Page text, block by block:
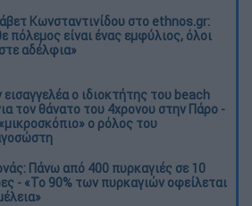
Κωνσταντινίδου στο ethnos.gr:
πόλεμος είναι ένας εμφύλιος, όλοι
αδέλφια»
εισαγγελέα ο ιδιοκτήτης του beach
τον θάνατο του 4χρονου στην Πάρο -
ο ρόλος του
Πάνω από 400 πυρκαγιές σε 10
- «Το 90% των πυρκαγιών οφείλεται